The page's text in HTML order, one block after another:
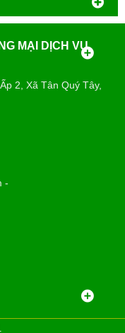
MẠI DỊCH VỤ
2, Xã Tân Quý Tây,
-